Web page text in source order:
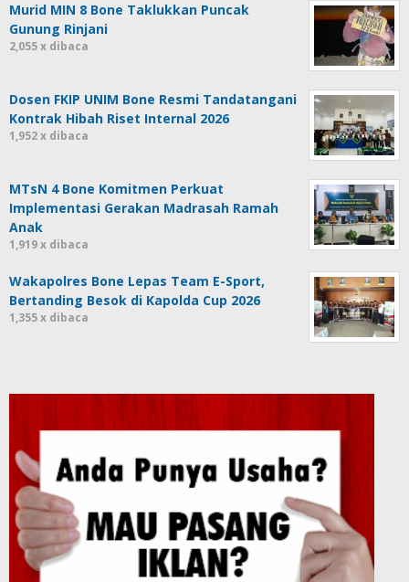
Murid MIN 8 Bone Taklukkan Puncak
Gunung Rinjani
2,055 x dibaca
Dosen FKIP UNIM Bone Resmi Tandatangani
Kontrak Hibah Riset Internal 2026
1,952 x dibaca
MTsN 4 Bone Komitmen Perkuat
Implementasi Gerakan Madrasah Ramah
Anak
1,919 x dibaca
Wakapolres Bone Lepas Team E-Sport,
Bertanding Besok di Kapolda Cup 2026
1,355 x dibaca